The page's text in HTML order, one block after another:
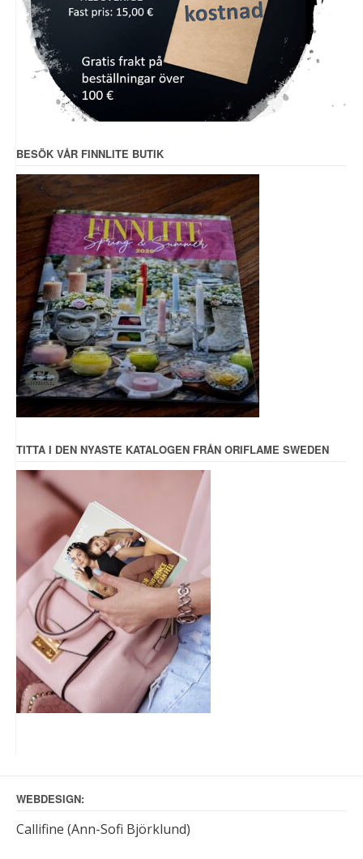
BESÖK VÅR FINNLITE BUTIK
TITTA I DEN NYASTE KATALOGEN FRÅN ORIFLAME SWEDEN
WEBDESIGN:
Callifine (Ann-Sofi Björklund)